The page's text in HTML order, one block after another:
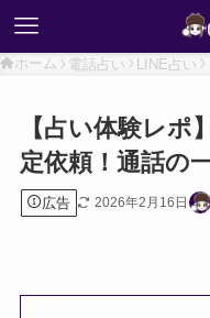
ホーム 電話占い LINE占い
【占い体験レ
定依頼！通話の
広告 2026年2月16日